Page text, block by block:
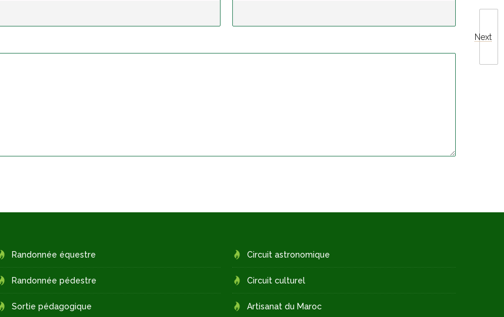
Next
Randonnée équestre
Randonnée pédestre
Sortie pédagogique
Circuit astronomique
Circuit culturel
Artisanat du Maroc